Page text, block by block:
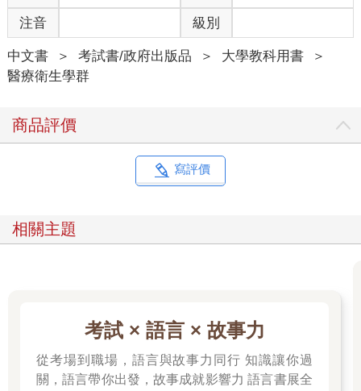
注音
級別
中文書 ＞ 考試書/政府出版品 ＞ 大學教科用書
＞
醫療衛生學群
商品評價
寫評價
相關主題
考試 × 語言 × 故事力
從考場到職場，語言與故事力同行 知識讓你過
關，語言帶你出發，故事成就影響力 語言書展全